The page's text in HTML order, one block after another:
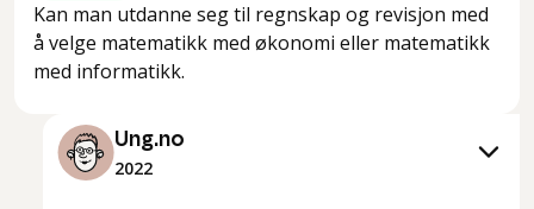
Kan man utdanne seg til regnskap og revisjon med
å velge matematikk med økonomi eller matematikk
med informatikk.
Ung.no
2022